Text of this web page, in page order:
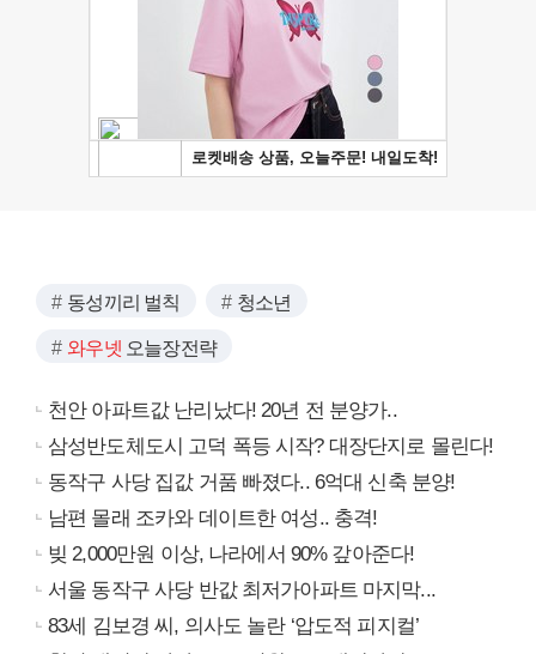
동성끼리 벌칙 청소년
와우넷 오늘장전략
천안 아파트값 난리났다! 20년 전 분양가..
삼성반도체도시 고덕 폭등 시작? 대장단지로 몰린다!
동작구 사당 집값 거품 빠졌다.. 6억대 신축 분양!
남편 몰래 조카와 데이트한 여성.. 충격!
빚 2,000만원 이상, 나라에서 90% 갚아준다!
서울 동작구 사당 반값 최저가아파트 마지막...
83세 김보경 씨, 의사도 놀란 ‘압도적 피지컬’